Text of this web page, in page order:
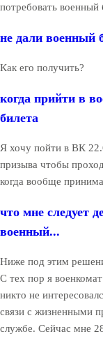
потребовать военный
не дали военный
Как его получить?
когда прийти в
билета
Я хочу пойти в ВК
призыва чтобы
когда вообще
что мне следует
военный...
Ниже под этим
С тех пор я
никто не
связи с жизненными
службе. Сейчас мне